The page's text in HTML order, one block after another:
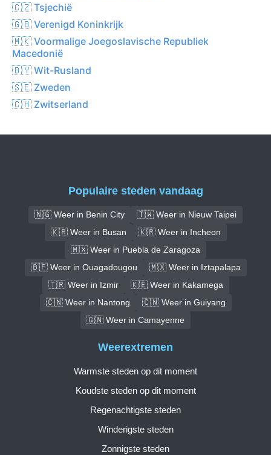
🇨🇿 Tsjechië
🇬🇧 Verenigd Koninkrijk
🇲🇰 Voormalige Joegoslavische Republiek
Macedonië
🇧🇾 Wit-Rusland
🇸🇪 Zweden
🇨🇭 Zwitserland
Populaire steden vandaag
🇳🇬 Weer in Benin City
🇹🇼 Weer in Nieuw Taipei
🇰🇷 Weer in Busan
🇰🇷 Weer in Incheon
🇲🇽 Weer in Puebla de Zaragoza
🇧🇫 Weer in Ouagadougou
🇲🇽 Weer in Iztapalapa
🇹🇷 Weer in Izmir
🇰🇪 Weer in Kakamega
🇨🇳 Weer in Nantong
🇨🇳 Weer in Guiyang
🇬🇳 Weer in Camayenne
Weerextremen
Warmste steden op dit moment
Koudste steden op dit moment
Regenachtigste steden
Winderigste steden
Zonnigste steden